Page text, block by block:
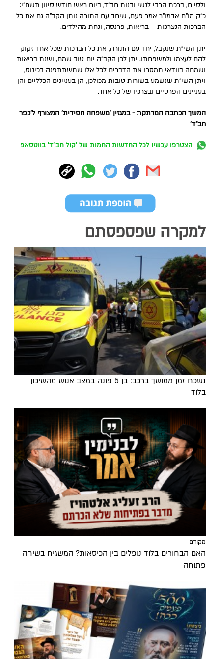
ולסיום, ברכת הרבי לנשי ובנות חב"ד, ביום ראש חודש סיוון תשח"י:
כ"ק מו"ח אדמו"ר אמר פעם, שיחד עם התורה נותן הקב"ה גם את כל
הברכות הנצרכות – בריאות, פרנסה, ונחת מהילדים.
יתן השי"ת שנקבל, יחד עם התורה, את כל הברכות שכל אחד זקוק
להם לעצמו ולמשפחתו. יתן לכן הקב"ה יום-טוב שמח, ושנת בריאות
ושמחה בוודאי תמסרו את הדברים לכל אלו שתשתתפנה בכינוס,
ויתן השי"ת שנשמע בשורות טובות מכולכן, הן בעניינים הכלליים והן
בעניינים הפרטיים ובצרכיו של כל אחד.
המשך הכתבה המרתקת - במגזין 'משפחה חסידית' המצורף ל'כפר
חב"ד'
הצטרפו עכשיו לכל החדשות החמות של 'קול חב"ד' בווטסאפ
למקרה שפספסתם
נשכח זמן ממושך ברכב: בן 5 פונה במצב אנוש מהשיכון
בלוד
מקודם
האם הבחורים בלוד נופלים בין הכיסאות? המשגיח בשיחה
פתוחה